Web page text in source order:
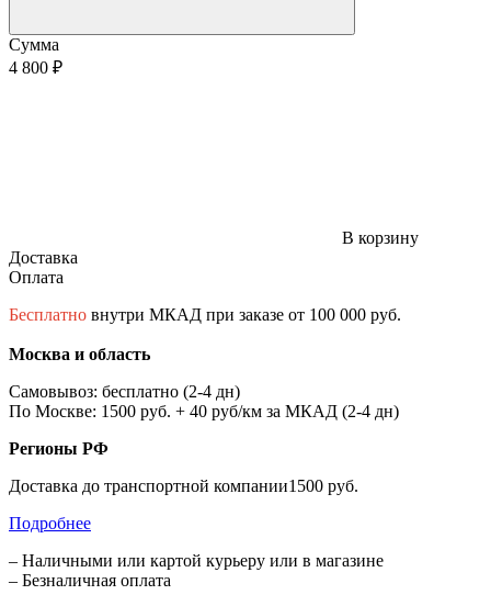
Сумма
4 800 ₽
В корзину
Доставка
Оплата
Бесплатно внутри МКАД при заказе от 100 000 руб.
Москва и область
Самовывоз: бесплатно (2-4 дн)
По Москве: 1500 руб. + 40 руб/км за МКАД (2-4 дн)
Регионы РФ
Доставка до транспортной компании1500 руб.
Подробнее
– Наличными или картой курьеру или в магазине
– Безналичная оплата